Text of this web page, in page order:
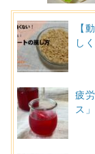
【
し
疲
ス」